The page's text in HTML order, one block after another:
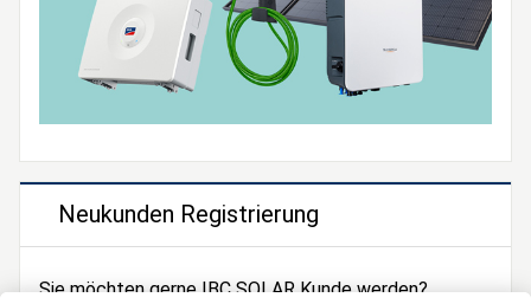
Neukunden Registrierung
Sie möchten gerne IBC SOLAR Kunde werden?